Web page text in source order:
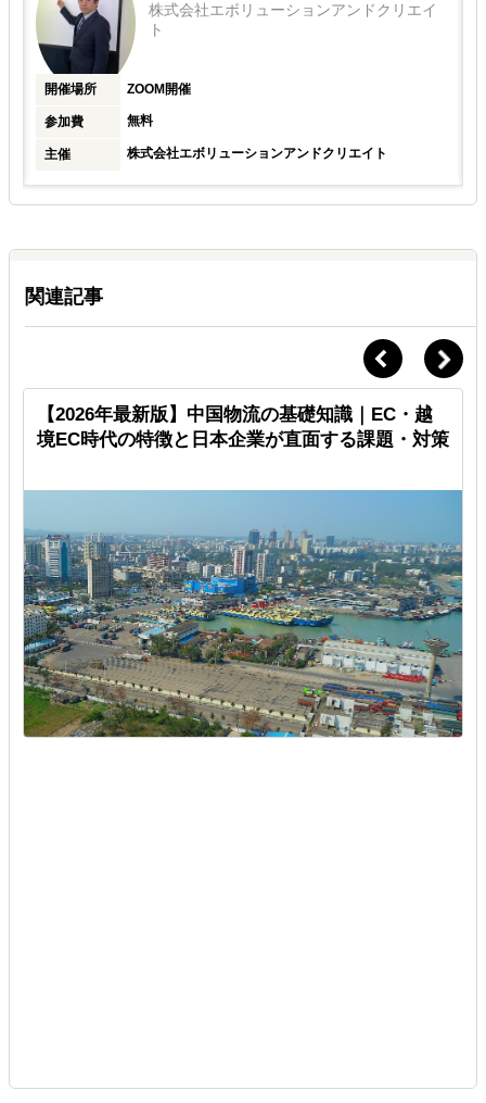
株式会社エボリューションアンドクリエイ
ト
開催場所 ZOOM開催
参加費 無料
主催 株式会社エボリューションアンドクリエイト
関連記事
【2026年最新版】中国物流の基礎知識｜EC・越
境EC時代の特徴と日本企業が直面する課題・対策